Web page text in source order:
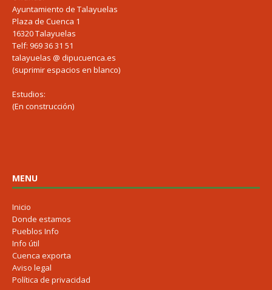
Ayuntamiento de Talayuelas
Plaza de Cuenca 1
16320 Talayuelas
Telf: 969 36 31 51
talayuelas @ dipucuenca.es
(suprimir espacios en blanco)
Estudios:
(En construcción)
MENU
Inicio
Donde estamos
Pueblos Info
Info útil
Cuenca exporta
Aviso legal
Política de privacidad